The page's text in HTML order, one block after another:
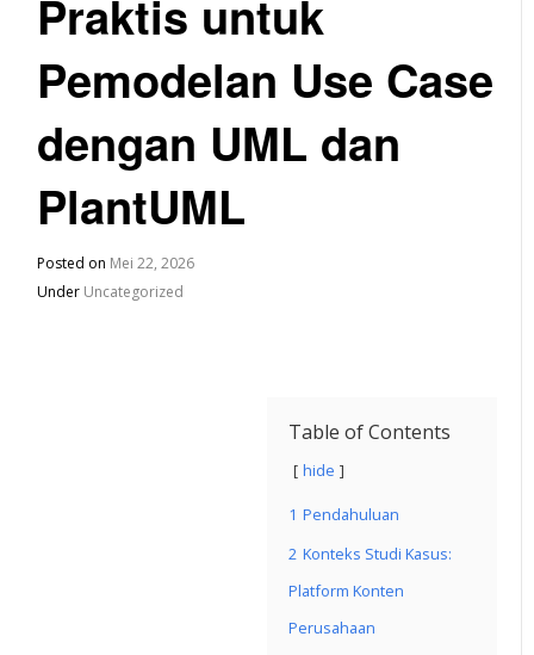
Praktis untuk
Pemodelan Use Case
dengan UML dan
PlantUML
Posted on Mei 22, 2026
Under Uncategorized
Table of Contents
hide
1 Pendahuluan
2 Konteks Studi Kasus:
Platform Konten
Perusahaan